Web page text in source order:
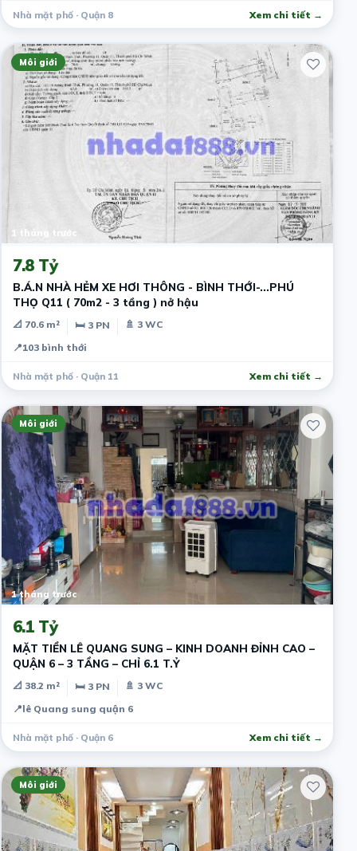
Nhà mặt phố · Quận 8 Xem chi tiết →
Môi giới
1 tháng trước
7.8 Tỷ
B.Á.N NHÀ HẺM XE HƠI THÔNG - BÌNH THỚI-…PHÚ
THỌ Q11 ( 70m2 - 3 tầng ) nở hậu
📐 70.6 m² 🛏 3 PN
🚿 3 WC
📍103 bình thới
Nhà mặt phố · Quận 11 Xem chi tiết →
Môi giới
1 tháng trước
6.1 Tỷ
MẶT TIỀN LÊ QUANG SUNG – KINH DOANH ĐỈNH CAO –
QUẬN 6 – 3 TẦNG – CHỈ 6.1 T.Ỷ
📐 38.2 m² 🛏 3 PN
🚿 3 WC
📍lê Quang sung quận 6
Nhà mặt phố · Quận 6 Xem chi tiết →
Môi giới